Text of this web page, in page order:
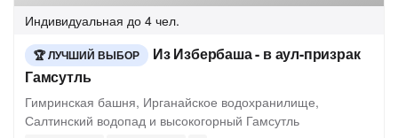
Индивидуальная до 4 чел.
ЛУЧШИЙ ВЫБОР
Из Избербаша - в аул-призрак
Гамсутль
Гимринская башня, Ирганайское водохранилище,
Салтинский водопад и высокогорный Гамсутль